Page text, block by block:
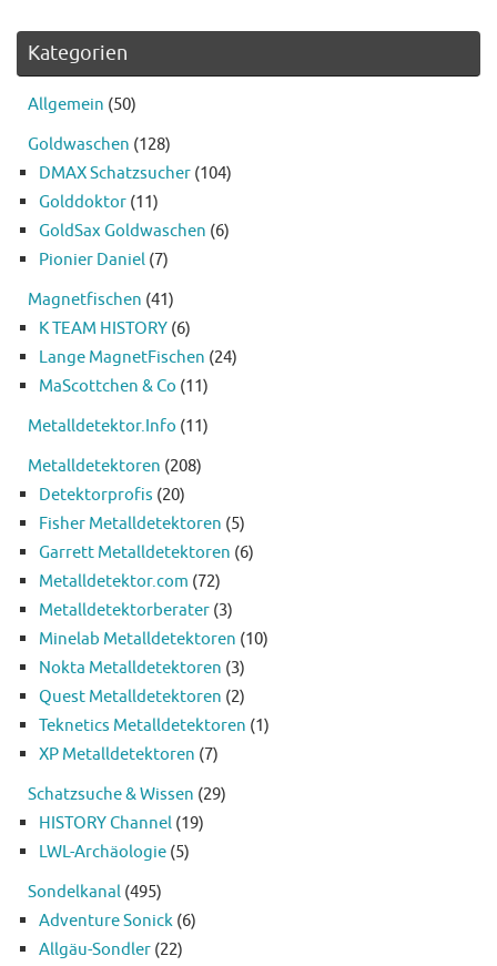
Kategorien
Allgemein (50)
Goldwaschen (128)
DMAX Schatzsucher (104)
Golddoktor (11)
GoldSax Goldwaschen (6)
Pionier Daniel (7)
Magnetfischen (41)
K TEAM HISTORY (6)
Lange MagnetFischen (24)
MaScottchen & Co (11)
Metalldetektor.Info (11)
Metalldetektoren (208)
Detektorprofis (20)
Fisher Metalldetektoren (5)
Garrett Metalldetektoren (6)
Metalldetektor.com (72)
Metalldetektorberater (3)
Minelab Metalldetektoren (10)
Nokta Metalldetektoren (3)
Quest Metalldetektoren (2)
Teknetics Metalldetektoren (1)
XP Metalldetektoren (7)
Schatzsuche & Wissen (29)
HISTORY Channel (19)
LWL-Archäologie (5)
Sondelkanal (495)
Adventure Sonick (6)
Allgäu-Sondler (22)